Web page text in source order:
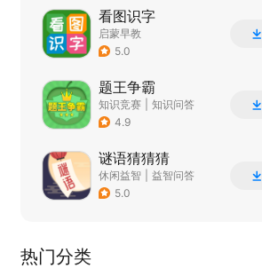
看图识字
启蒙早教
5.0
题王争霸
知识竞赛
知识问答
4.9
谜语猜猜猜
休闲益智
益智问答
| 猜谜
5.0
热门分类